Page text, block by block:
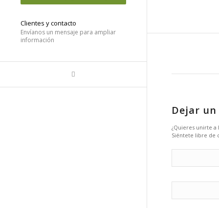
Clientes y contacto
Envíanos un mensaje para ampliar
información
Dejar
¿Quieres unirte a
Siéntete libre de